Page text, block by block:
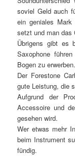
soviel Geld auch
ein geniales
setzt und man das
Übrigens gibt es
Saxophone
Bogen zu erwerben.
Der Forestone
gute Leistung, die
Aufgrund der
Accessoire und
gesehen wird.
Wer etwas mehr
beim Instrument
fündig.